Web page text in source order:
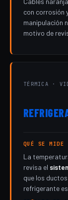
con corrosión
manipulación
motivo de
TÉRMICA ·
QUÉ SE MIDE
La
revisa el
que los
refrigerante